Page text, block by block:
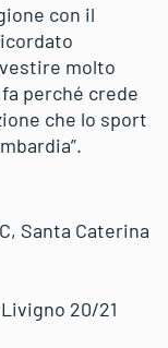
con il
molto
perché crede
che lo sport
Santa Caterina
20/21